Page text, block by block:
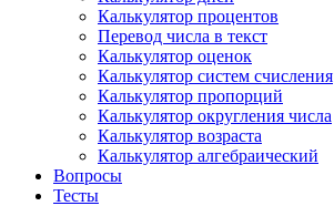
Калькулятор процентов
Перевод числа в текст
Калькулятор оценок
Калькулятор систем счисления
Калькулятор пропорций
Калькулятор округления числа
Калькулятор возраста
Калькулятор алгебраический
Вопросы
Тесты